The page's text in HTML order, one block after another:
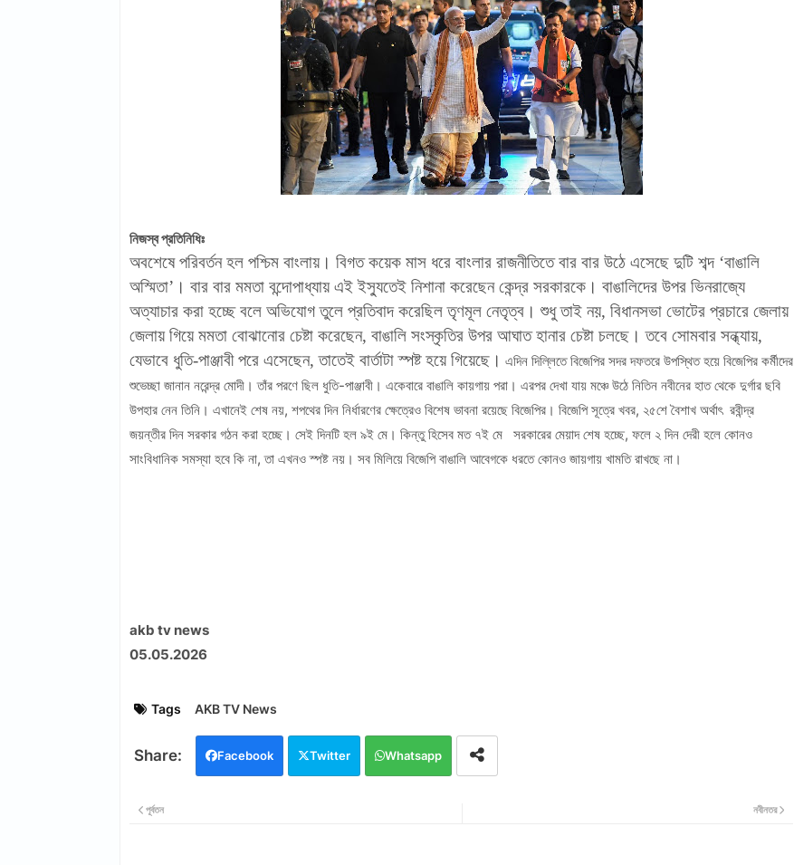
নিজস্ব প্রতিনিধিঃ
অবশেষে পরিবর্তন হল পশ্চিম বাংলায়। বিগত কয়েক মাস ধরে বাংলার রাজনীতিতে বার বার উঠে এসেছে দুটি শব্দ ‘বাঙালি
অস্মিতা’। বার বার মমতা বন্দোপাধ্যায় এই ইস্যুতেই নিশানা করেছেন কেন্দ্র সরকারকে। বাঙালিদের উপর ভিনরাজ্যে
অত্যাচার করা হচ্ছে বলে অভিযোগ তুলে প্রতিবাদ করেছিল তৃণমূল নেতৃত্ব। শুধু তাই নয়, বিধানসভা ভোটের প্রচারে জেলায়
জেলায় গিয়ে মমতা বোঝানোর চেষ্টা করেছেন, বাঙালি সংস্কৃতির উপর আঘাত হানার চেষ্টা চলছে। তবে সোমবার সন্ধ্যায়,
যেভাবে ধুতি-পাঞ্জাবী পরে এসেছেন, তাতেই বার্তাটা স্পষ্ট হয়ে গিয়েছে। এদিন দিল্লিতে বিজেপির সদর দফতরে উপস্থিত হয়ে বিজেপির কর্মীদের
শুভেচ্ছা জানান নরেন্দ্র মোদী। তাঁর পরণে ছিল ধুতি-পাঞ্জাবী। একেবারে বাঙালি কায়গায় পরা। এরপর দেখা যায় মঞ্চে উঠে নিতিন নবীনের হাত থেকে দুর্গার ছবি
উপহার নেন তিনি। এখানেই শেষ নয়, শপথের দিন নির্ধারণের ক্ষেত্রেও বিশেষ ভাবনা রয়েছে বিজেপির। বিজেপি সূত্রে খবর, ২৫শে বৈশাখ অর্থাৎ রবীন্দ্র
জয়ন্তীর দিন সরকার গঠন করা হচ্ছে। সেই দিনটি হল ৯ই মে। কিন্তু হিসেব মত ৭ই মে সরকারের মেয়াদ শেষ হচ্ছে, ফলে ২ দিন দেরী হলে কোনও
সাংবিধানিক সমস্যা হবে কি না, তা এখনও স্পষ্ট নয়। সব মিলিয়ে বিজেপি বাঙালি আবেগকে ধরতে কোনও জায়গায় খামতি রাখছে না।
akb tv news
05.05.2026
Tags AKB TV News
Facebook Twitter Whatsapp
নবীনতর
পূর্বতন